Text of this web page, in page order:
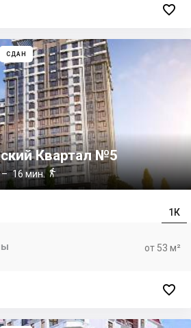

СДАН
Квартал №5
16 мин. 
1К
от 53 м²
